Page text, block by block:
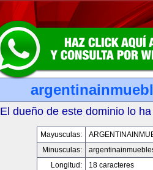
El dueño de este dominio lo
Mayusculas:
Minusculas:
Longitud:
18 caracteres